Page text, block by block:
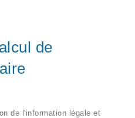
de
de l'information légale et